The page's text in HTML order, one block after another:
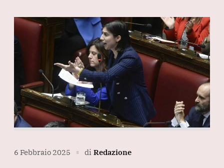
6 Febbraio 2025 ∎ di Redazione